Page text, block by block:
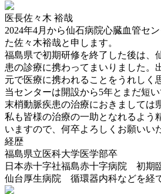
医長佐々木 裕哉
2024年4月から仙石病院心臓血管セ
た佐々木裕哉と申します。
福島県で初期研修を終了した後は、
患の診療に携わってまいりました。
元で医療に携われることをうれしく
当センターは開設から5年とまだ短い
末梢動脈疾患の治療におきましては
私も皆様の治療の一助となれるよう
いますので、何卒よろしくお願いい
経歴
福島県立医科大学医学部卒
日本赤十字社福島赤十字病院 初期
仙台厚生病院 循環器内科などを経